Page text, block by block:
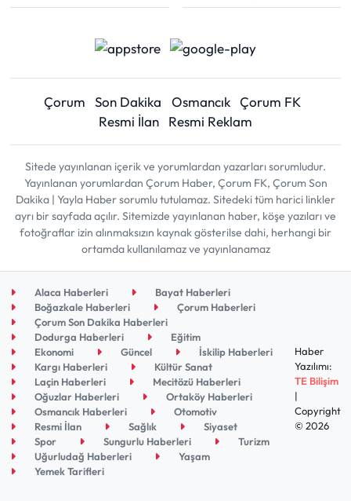
Çorum Son Dakika Osmancık Çorum FK
Resmi İlan
Resmi Reklam
Sitede yayınlanan içerik ve yorumlardan yazarları sorumludur.
Yayınlanan yorumlardan Çorum Haber, Çorum FK, Çorum Son
Dakika | Yayla Haber sorumlu tutulamaz. Sitedeki tüm harici linkler
ayrı bir sayfada açılır. Sitemizde yayınlanan haber, köşe yazıları ve
fotoğraflar izin alınmaksızın kaynak gösterilse dahi, herhangi bir
ortamda kullanılamaz ve yayınlanamaz
Alaca Haberleri
Bayat Haberleri
Boğazkale Haberleri
Çorum Haberleri
Çorum Son Dakika Haberleri
Dodurga Haberleri
Eğitim
Ekonomi
Güncel
İskilip Haberleri
Kargı Haberleri
Kültür Sanat
Laçin Haberleri
Mecitözü Haberleri
Oğuzlar Haberleri
Ortaköy Haberleri
Osmancık Haberleri
Otomotiv
Resmi İlan
Sağlık
Siyaset
Spor
Sungurlu Haberleri
Turizm
Uğurludağ Haberleri
Yaşam
Yemek Tarifleri
Haber
Yazılımı:
TE Bilişim
|
Copyright
© 2026